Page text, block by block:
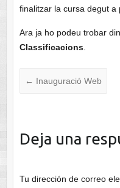
finalitzar la cursa degut a
Ara ja ho podeu trobar
Classificacions.
← Inauguració Web
Deja una
Tu dirección de correo